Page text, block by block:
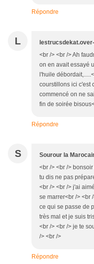
Répondre
L
<br /> <br /> Ah
on en avait essayé
l'huile
courstillons ici c'est
commencé on ne
fin de soirée
Répondre
S Sourour la
<br /> <br />
tu dis ne pas
<br /> <br /> j'ai
se marrer<br /> <br
ce qui se passe de
très mal et je suis
<br /> <br /> je te
/> <br />
Répondre